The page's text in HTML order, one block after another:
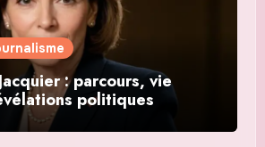
: parcours, vie
politiques